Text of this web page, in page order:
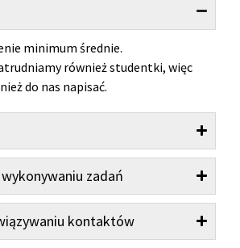
minimum średnie.
również studentki, więc
do nas napisać.
zadań
kontaktów